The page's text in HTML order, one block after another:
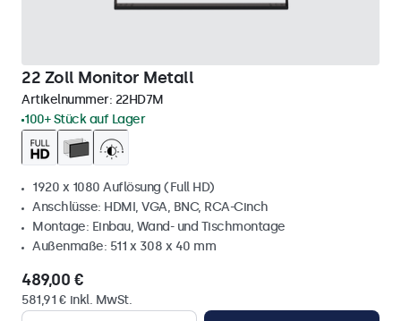
22 Zoll Monitor Metall
Artikelnummer: 22HD7M
100+ Stück auf Lager
1920 x 1080 Auflösung (Full HD)
Anschlüsse: HDMI, VGA, BNC, RCA-Cinch
Montage: Einbau, Wand- und Tischmontage
Außenmaße: 511 x 308 x 40 mm
489,00 €
581,91 € inkl. MwSt.